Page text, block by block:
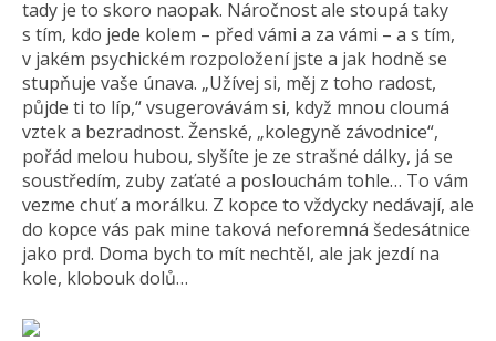
tady je to skoro naopak. Náročnost ale stoupá taky
s tím, kdo jede kolem – před vámi a za vámi – a s tím,
v jakém psychickém rozpoložení jste a jak hodně se
stupňuje vaše únava. „Užívej si, měj z toho radost,
půjde ti to líp,“ vsugerovávám si, když mnou cloumá
vztek a bezradnost. Ženské, „kolegyně závodnice“,
pořád melou hubou, slyšíte je ze strašné dálky, já se
soustředím, zuby zaťaté a poslouchám tohle… To vám
vezme chuť a morálku. Z kopce to vždycky nedávají, ale
do kopce vás pak mine taková neforemná šedesátnice
jako prd. Doma bych to mít nechtěl, ale jak jezdí na
kole, klobouk dolů…